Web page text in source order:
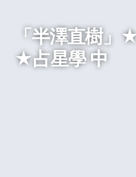
「半澤直樹」
★占星學 中